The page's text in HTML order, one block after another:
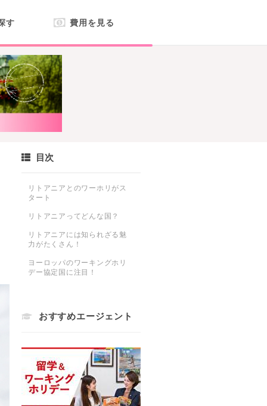
す 費用を見る
目次
リトアニアとのワーホリがス
タート
リトアニアってどんな国？
リトアニアには知られざる魅
力がたくさん！
ヨーロッパのワーキングホリ
デー協定国に注目！
おすすめエージェント